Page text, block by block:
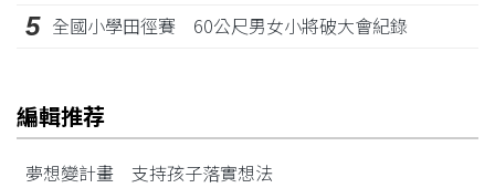
5 全國小學田徑賽 60公尺男女小將破大會紀錄
編輯推荐
夢想變計畫 支持孩子落實想法